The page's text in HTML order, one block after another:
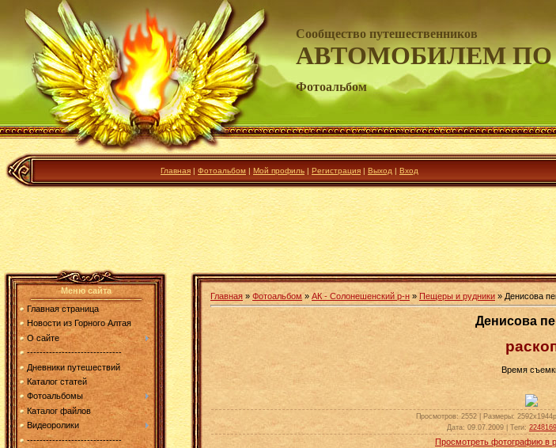
Сообщество путешественников
АВТОМОБИЛЕМ
Фотоальбом
Главная | Фотоальбом | Мой профиль | Регистрация | Выход | Вход
Меню сайта
Главная страница
Новости из Горного Алтая
О сайте
------------------------------
Дневники путешествий
Каталог статей
Фотоальбомы
Каталог файлов
Видеоролики
------------------------------
Главная » Фотоальбом» АК - Солонешенский р-н » Пещеры и рудники » Денисова
Денисова
Время
Просмотров: 2552 | Размеры:
Дата: 09.07.2009 | Теги:
Просмотреть фотографию в